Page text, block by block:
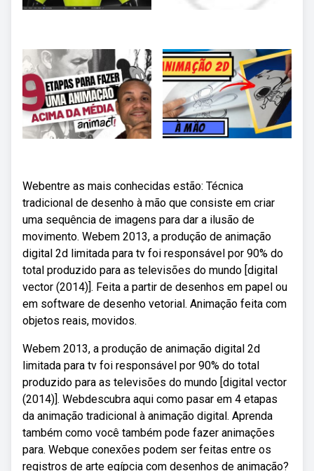
Webentre as mais conhecidas estão: Técnica
tradicional de desenho à mão que consiste em criar
uma sequência de imagens para dar a ilusão de
movimento. Webem 2013, a produção de animação
digital 2d limitada para tv foi responsável por 90% do
total produzido para as televisões do mundo [digital
vector (2014)]. Feita a partir de desenhos em papel ou
em software de desenho vetorial. Animação feita com
objetos reais, movidos.
Webem 2013, a produção de animação digital 2d
limitada para tv foi responsável por 90% do total
produzido para as televisões do mundo [digital vector
(2014)]. Webdescubra aqui como pasar em 4 etapas
da animação tradicional à animação digital. Aprenda
também como você também pode fazer animações
para. Webque conexões podem ser feitas entre os
registros de arte egípcia com desenhos de animação?